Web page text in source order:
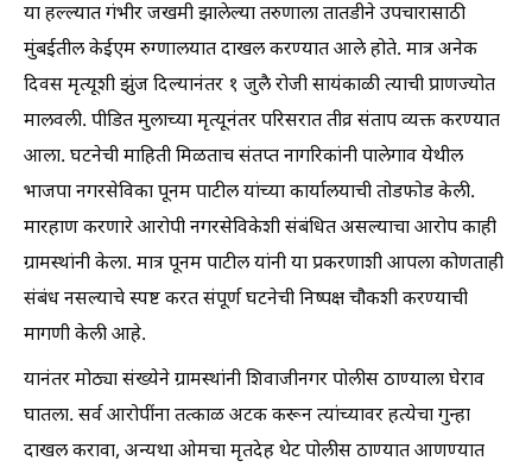
या हल्ल्यात गंभीर जखमी झालेल्या तरुणाला तातडीने उपचारासाठी
मुंबईतील केईएम रुग्णालयात दाखल करण्यात आले होते. मात्र अनेक
दिवस मृत्यूशी झुंज दिल्यानंतर १ जुलै रोजी सायंकाळी त्याची प्राणज्योत
मालवली. पीडित मुलाच्या मृत्यूनंतर परिसरात तीव्र संताप व्यक्त करण्यात
आला. घटनेची माहिती मिळताच संतप्त नागरिकांनी पालेगाव येथील
भाजपा नगरसेविका पूनम पाटील यांच्या कार्यालयाची तोडफोड केली.
मारहाण करणारे आरोपी नगरसेविकेशी संबंधित असल्याचा आरोप काही
ग्रामस्थांनी केला. मात्र पूनम पाटील यांनी या प्रकरणाशी आपला कोणताही
संबंध नसल्याचे स्पष्ट करत संपूर्ण घटनेची निष्पक्ष चौकशी करण्याची
मागणी केली आहे.
यानंतर मोठ्या संख्येने ग्रामस्थांनी शिवाजीनगर पोलीस ठाण्याला घेराव
घातला. सर्व आरोपींना तत्काळ अटक करून त्यांच्यावर हत्येचा गुन्हा
दाखल करावा, अन्यथा ओमचा मृतदेह थेट पोलीस ठाण्यात आणण्यात